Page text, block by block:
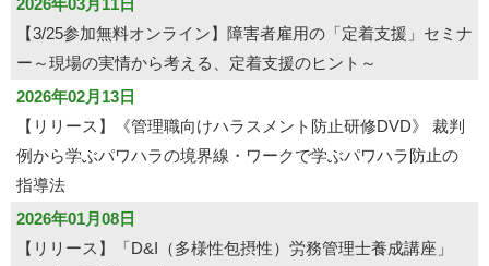
2026年03月11日
【3/25参加無料オンライン】障害者雇用の「定着支援」セミナ
ー～現場の実情から考える、定着支援のヒント～
2026年02月13日
【リリース】《管理職向けハラスメント防止研修DVD》 裁判
例から学ぶパワハラの境界線・ワークで学ぶパワハラ防止の
指導法
2026年01月08日
【リリース】「D&I（多様性包摂性）労務管理士養成講座」